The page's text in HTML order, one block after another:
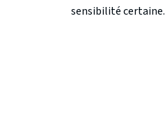
sensibilité certaine.